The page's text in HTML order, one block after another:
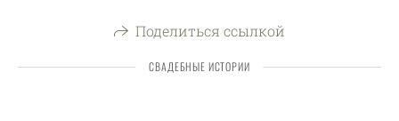
Поделиться ссылкой
СВАДЕБНЫЕ ИСТОРИИ